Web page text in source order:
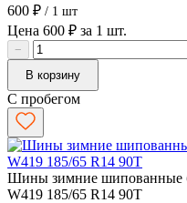
600 ₽ / 1 шт
Цена 600 ₽ за 1 шт.
−
В корзину
С пробегом
Шины зимние шипованные
W419 185/65 R14 90T